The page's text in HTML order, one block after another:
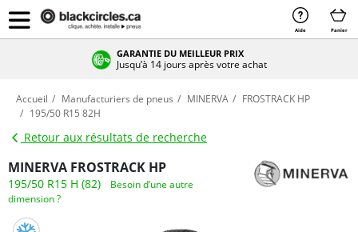
Aide Panier
GARANTIE DU MEILLEUR PRIX
Jusqu’à 14 jours après votre achat
Accueil Manufacturiers de pneus MINERVA
FROSTRACK HP
195/50 R15 82H
Retour aux résultats de recherche
MINERVA FROSTRACK HP
195/50 R15 H (82)
Besoin d’une autre
dimension ?